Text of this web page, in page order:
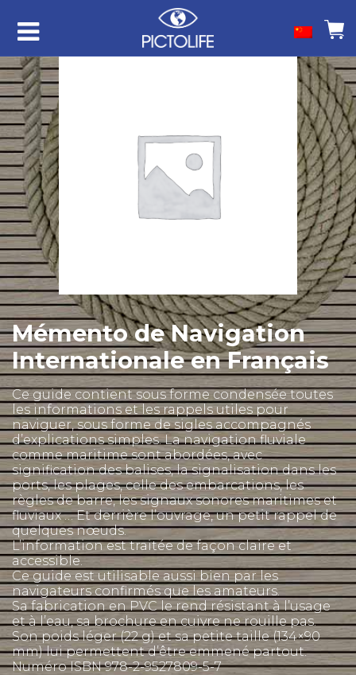
Mémento de Navigation
Internationale en Français
Ce guide contient sous forme condensée toutes
les informations et les rappels utiles pour
naviguer, sous forme de sigles accompagnés
d’explications simples. La navigation fluviale
comme maritime sont abordées, avec
signification des balises, la signalisation dans les
ports, les plages, celle des embarcations, les
règles de barre, les signaux sonores maritimes et
fluviaux … Et derrière l’ouvrage, un petit rappel de
quelques nœuds.
L’information est traitée de façon claire et
accessible.
Ce guide est utilisable aussi bien par les
navigateurs confirmés que les amateurs.
Sa fabrication en PVC le rend résistant à l’usage
et à l’eau, sa brochure en cuivre ne rouille pas.
Son poids léger (22 g) et sa petite taille (134×90
mm) lui permettent d’être emmené partout.
Numéro ISBN 978-2-9527809-5-7